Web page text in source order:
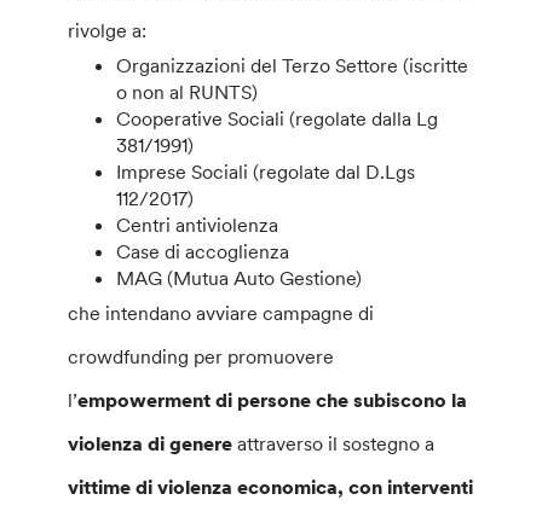
rivolge a:
Organizzazioni del Terzo Settore (iscritte
o non al RUNTS)
Cooperative Sociali (regolate dalla Lg
381/1991)
Imprese Sociali (regolate dal D.Lgs
112/2017)
Centri antiviolenza
Case di accoglienza
MAG (Mutua Auto Gestione)
che intendano avviare campagne di
crowdfunding per promuovere
l’empowerment di persone che subiscono la
violenza di genere attraverso il sostegno a
vittime di violenza economica, con interventi